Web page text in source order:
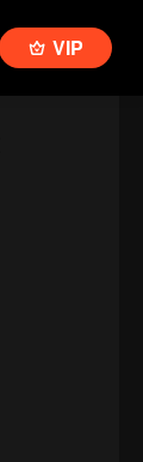
VIP